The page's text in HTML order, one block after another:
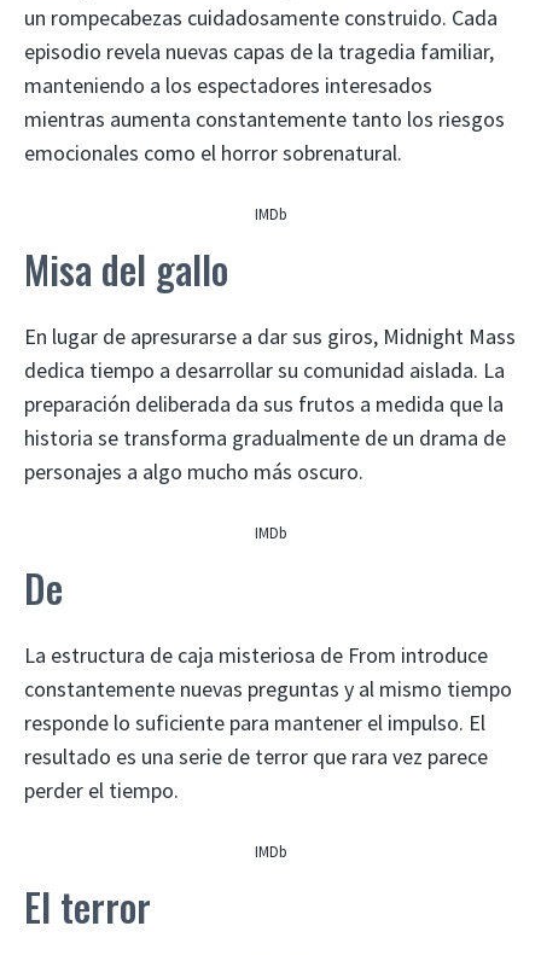
un rompecabezas cuidadosamente construido. Cada
episodio revela nuevas capas de la tragedia familiar,
manteniendo a los espectadores interesados ​​
mientras aumenta constantemente tanto los riesgos
emocionales como el horror sobrenatural.
IMDb
Misa del gallo
En lugar de apresurarse a dar sus giros, Midnight Mass
dedica tiempo a desarrollar su comunidad aislada. La
preparación deliberada da sus frutos a medida que la
historia se transforma gradualmente de un drama de
personajes a algo mucho más oscuro.
IMDb
De
La estructura de caja misteriosa de From introduce
constantemente nuevas preguntas y al mismo tiempo
responde lo suficiente para mantener el impulso. El
resultado es una serie de terror que rara vez parece
perder el tiempo.
IMDb
El terror